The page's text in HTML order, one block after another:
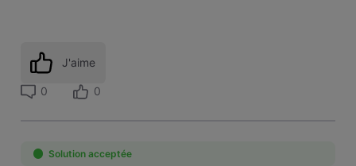
J'aime
0 0
Solution acceptée